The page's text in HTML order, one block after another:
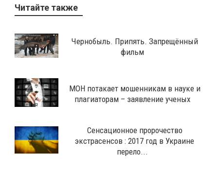
Читайте также
Чернобыль. Припять. Запрещённый
фильм
МОН потакает мошенникам в науке и
плагиаторам – заявление ученых
Сенсационное пророчество
экстрасенсов : 2017 год в Украине
перело...